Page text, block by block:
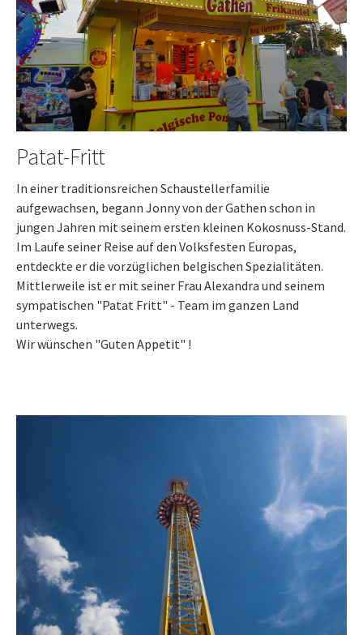
Patat-Fritt
In einer traditionsreichen Schaustellerfamilie
aufgewachsen, begann Jonny von der Gathen schon in
jungen Jahren mit seinem ersten kleinen Kokosnuss-Stand.
Im Laufe seiner Reise auf den Volksfesten Europas,
entdeckte er die vorzüglichen belgischen Spezialitäten.
Mittlerweile ist er mit seiner Frau Alexandra und seinem
sympatischen "Patat Fritt" - Team im ganzen Land
unterwegs.
Wir wünschen "Guten Appetit" !